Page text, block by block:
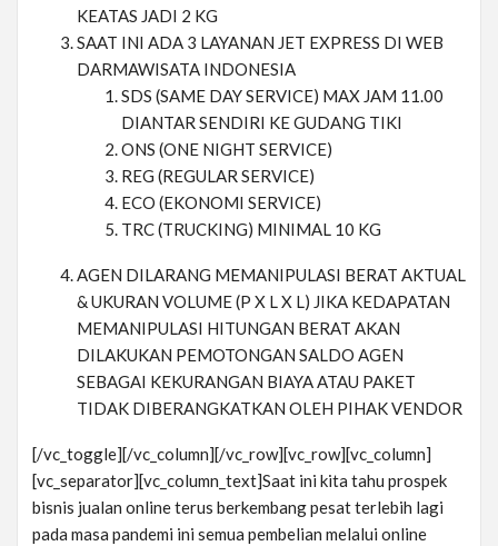
KEATAS JADI 2 KG
SAAT INI ADA 3 LAYANAN JET EXPRESS DI WEB
DARMAWISATA INDONESIA
SDS (SAME DAY SERVICE) MAX JAM 11.00
DIANTAR SENDIRI KE GUDANG TIKI
ONS (ONE NIGHT SERVICE)
REG (REGULAR SERVICE)
ECO (EKONOMI SERVICE)
TRC (TRUCKING) MINIMAL 10 KG
AGEN DILARANG MEMANIPULASI BERAT AKTUAL
& UKURAN VOLUME (P X L X L) JIKA KEDAPATAN
MEMANIPULASI HITUNGAN BERAT AKAN
DILAKUKAN PEMOTONGAN SALDO AGEN
SEBAGAI KEKURANGAN BIAYA ATAU PAKET
TIDAK DIBERANGKATKAN OLEH PIHAK VENDOR
[/vc_toggle][/vc_column][/vc_row][vc_row][vc_column]
[vc_separator][vc_column_text]Saat ini kita tahu prospek
bisnis jualan online terus berkembang pesat terlebih lagi
pada masa pandemi ini semua pembelian melalui online